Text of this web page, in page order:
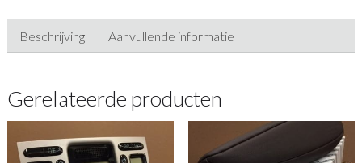
Beschrijving Aanvullende informatie
Gerelateerde producten